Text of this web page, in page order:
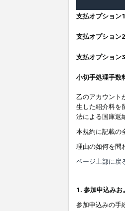
支払オプション
支払オプション
支払オプション
小切手処理手数
乙のアカウント
生した紹介料を
法による国庫返
本規約に記載の
理由の如何を問
ページ上部に戻
1. 参加申込みお
参加申込みの手